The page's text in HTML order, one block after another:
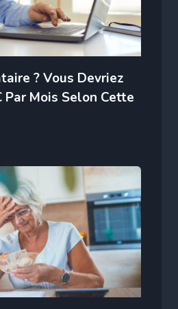
? Vous Devriez
Par Mois Selon Cette